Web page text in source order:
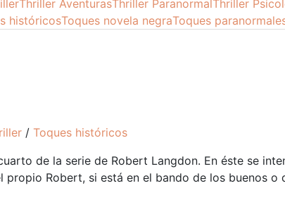
Thriller AventurasThriller ParanormalThriller
históricosToques novela negraToques
/ Toques históricos
de la serie de Robert Langdon. En éste se
propio Robert, si está en el bando de los buenos o